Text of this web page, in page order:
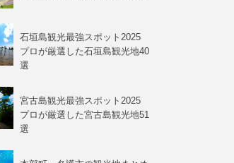
石垣島観光最強スポット2025
プロが厳選した石垣島観光地40
選
宮古島観光最強スポット2025
プロが厳選した宮古島観光地51
選